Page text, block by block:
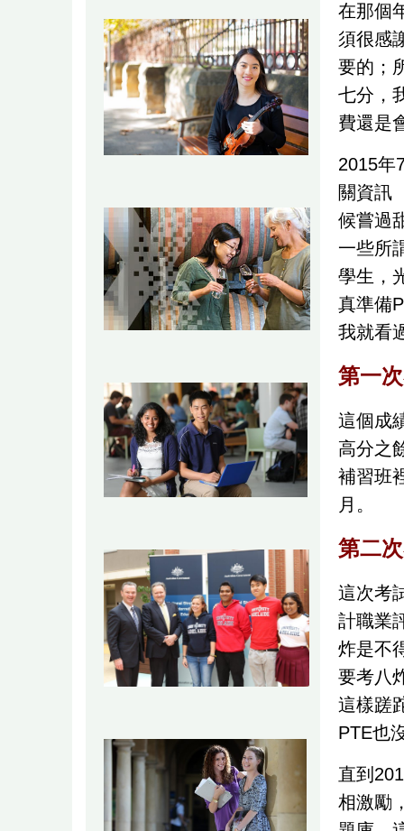
在那個
須很感
要的；
七分，
費還是
2015年
關資訊
候嘗過
一些所
學生，
真準備
我就看
第一
這個成
高分之
補習班
月。
第二
這次考
計職業
炸是不
要考八
這樣蹉
PTE也
直到
相激勵